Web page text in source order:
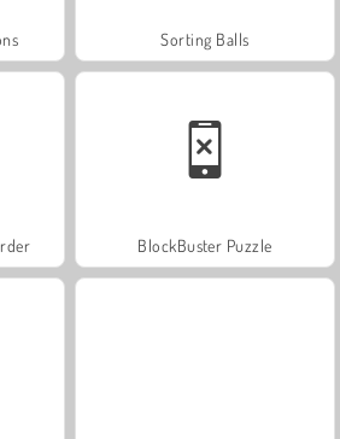
Sorting Balls
BlockBuster Puzzle